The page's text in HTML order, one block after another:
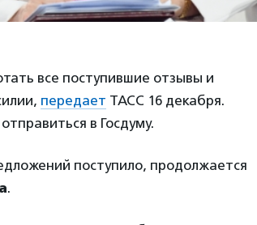
все поступившие отзывы и
передает ТАСС 16 декабря.
в Госдуму.
поступило, продолжается
.